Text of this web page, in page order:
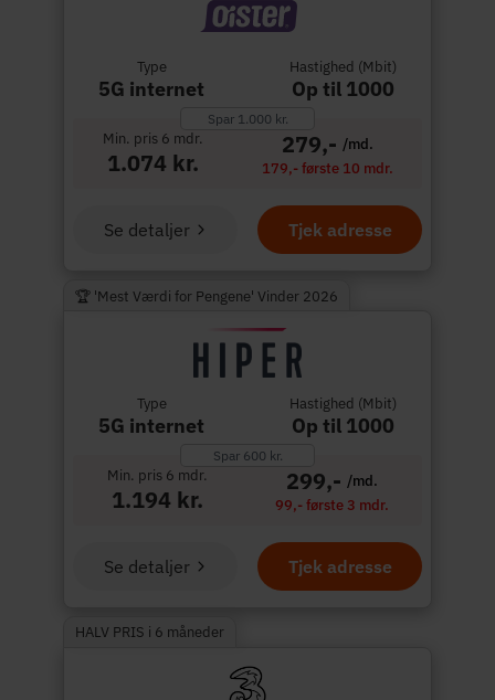
Type
5G internet
Hastighed (Mbit)
Op til 1000
Spar 1.000 kr.
Min. pris 6 mdr.
1.074 kr.
279,- /md.
179,- første 10 mdr.
Tjek adresse
Se detaljer
🏆 'Mest Værdi for Pengene' Vinder 2026
Type
5G internet
Hastighed (Mbit)
Op til 1000
Spar 600 kr.
Min. pris 6 mdr.
1.194 kr.
299,- /md.
99,- første 3 mdr.
Tjek adresse
Se detaljer
HALV PRIS i 6 måneder